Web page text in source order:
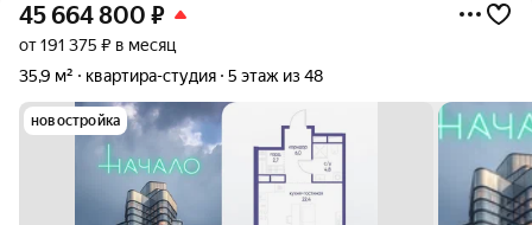
45 664 800 ₽
от 191 375 ₽ в месяц
35,9 м²
квартира-студия 5 этаж из 48
новостройка